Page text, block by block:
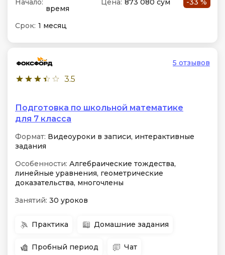
Начало:
время
Цена: 873 080 сум -33 %
Срок: 1 месяц
3.5
5 отзывов
Подготовка по школьной математике
для 7 класса
Формат: Видеоуроки в записи, интерактивные
задания
Особенности: Алгебраические тождества,
линейные уравнения, геометрические
доказательства, многочлены
Занятий: 30 уроков
Практика Домашние задания
Пробный период Чат